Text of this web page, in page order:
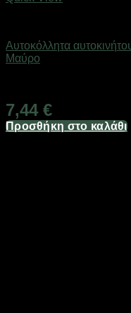
Αυτοκόλλητα
Μαύρο
7,44 €
Προσθήκη στο καλάθι